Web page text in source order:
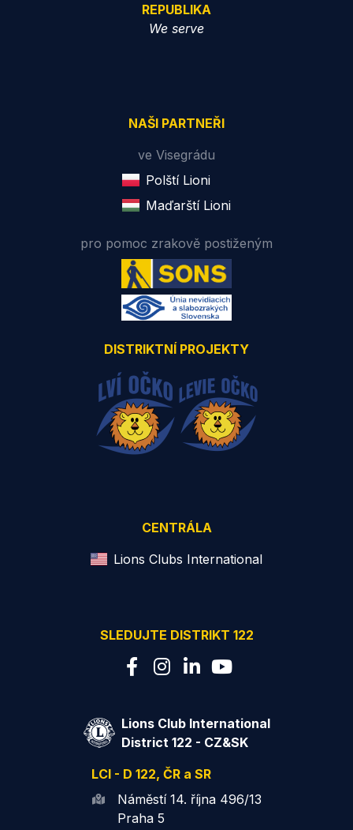
REPUBLIKA
We serve
NAŠI PARTNEŘI
ve Visegrádu
Polští Lioni
Maďarští Lioni
pro pomoc zrakově postiženým
DISTRIKTNÍ PROJEKTY
CENTRÁLA
Lions Clubs International
SLEDUJTE DISTRIKT 122
Lions Club International
District 122 - CZ&SK
LCI - D 122, ČR a SR
Náměstí 14. října 496/13
Praha 5